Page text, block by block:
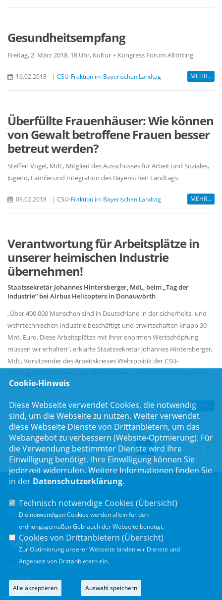
Gesundheitsempfang
Freitag, 2. März 2018, 18 Uhr, Kultur + Kongress Forum Altötting
16.02.2018 | CSU-Fraktion im Bayerischen Landtag MEHR...
Überfüllte Frauenhäuser: Wie können
von Gewalt betroffene Frauen besser
betreut werden?
Steffen Vogel, MdL, Mitglied des Ausschusses für Arbeit und Soziales,
Jugend, Familie und Integration des Bayerischen Landtags:
09.02.2018 | CSU-Fraktion im Bayerischen Landtag MEHR...
Verantwortung für Arbeitsplätze in
unserer heimischen Industrie
übernehmen!
Staatssekretär Johannes Hintersberger, MdL, beim „Tag der
Industrie“ bei Airbus Helicopters in Donauwörth
Über 400.000 Menschen sind in Deutschland in der sicherheits- und
wehrtechnischen Industrie beschäftigt und erwirtschaften knapp 30
Mrd. Euro. Diese Arbeitsplätze mit ihrer enormen Wertschöpfung
müssen wir erhalten“, erklärte Staatssekretär Johannes Hintersberger,
MdL, Vorsitzender des Arbeitskreises Wehrpolitik der CSU-
Donauwörth.
07.02.2018 |CSU-Fraktion im Bayerischen Landtag MEHR...
1 28 29 30 31 32 33 34
Luitpoldstr. 55
96052 Bamberg
Service
Sitemap
Kontakt
Impressum
Cookie-Hinweis
Diese Webseite verwendet Cookies, die notwendig
sind, um die Webseite zu nutzen. Weiter verwendet
diese Webseite Dienste von Drittanbietern, um das
Webangebot zu verbessern (Website-Optmierung). Für
die Verwendung bestimmter Dienste wird Ihre
Einwilligung benötigt. Ihre Einwilligung können Sie
jederzeit widerrufen. Weitere Informationen finden Sie
in der Datenschutzerklärung.
Technisch notwendige Cookies (Übersicht)
Die notwendigen Cookies werden allein für den
ordnungsgemäßen Gebrauch der Webseite benötigt.
Cookies von Drittanbietern (Übersicht)
Zur Optimierung unserer Webseite binden wir Dienste und
Angebote von Drittanbietern ein.
Alle akzeptieren Auswahl speichern